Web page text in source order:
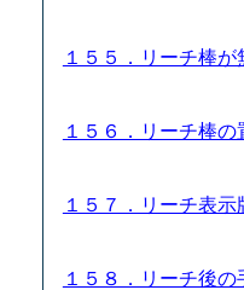
１５５．リーチ棒
１５６．リーチ棒
１５７．リーチ表
１５８．リーチ後